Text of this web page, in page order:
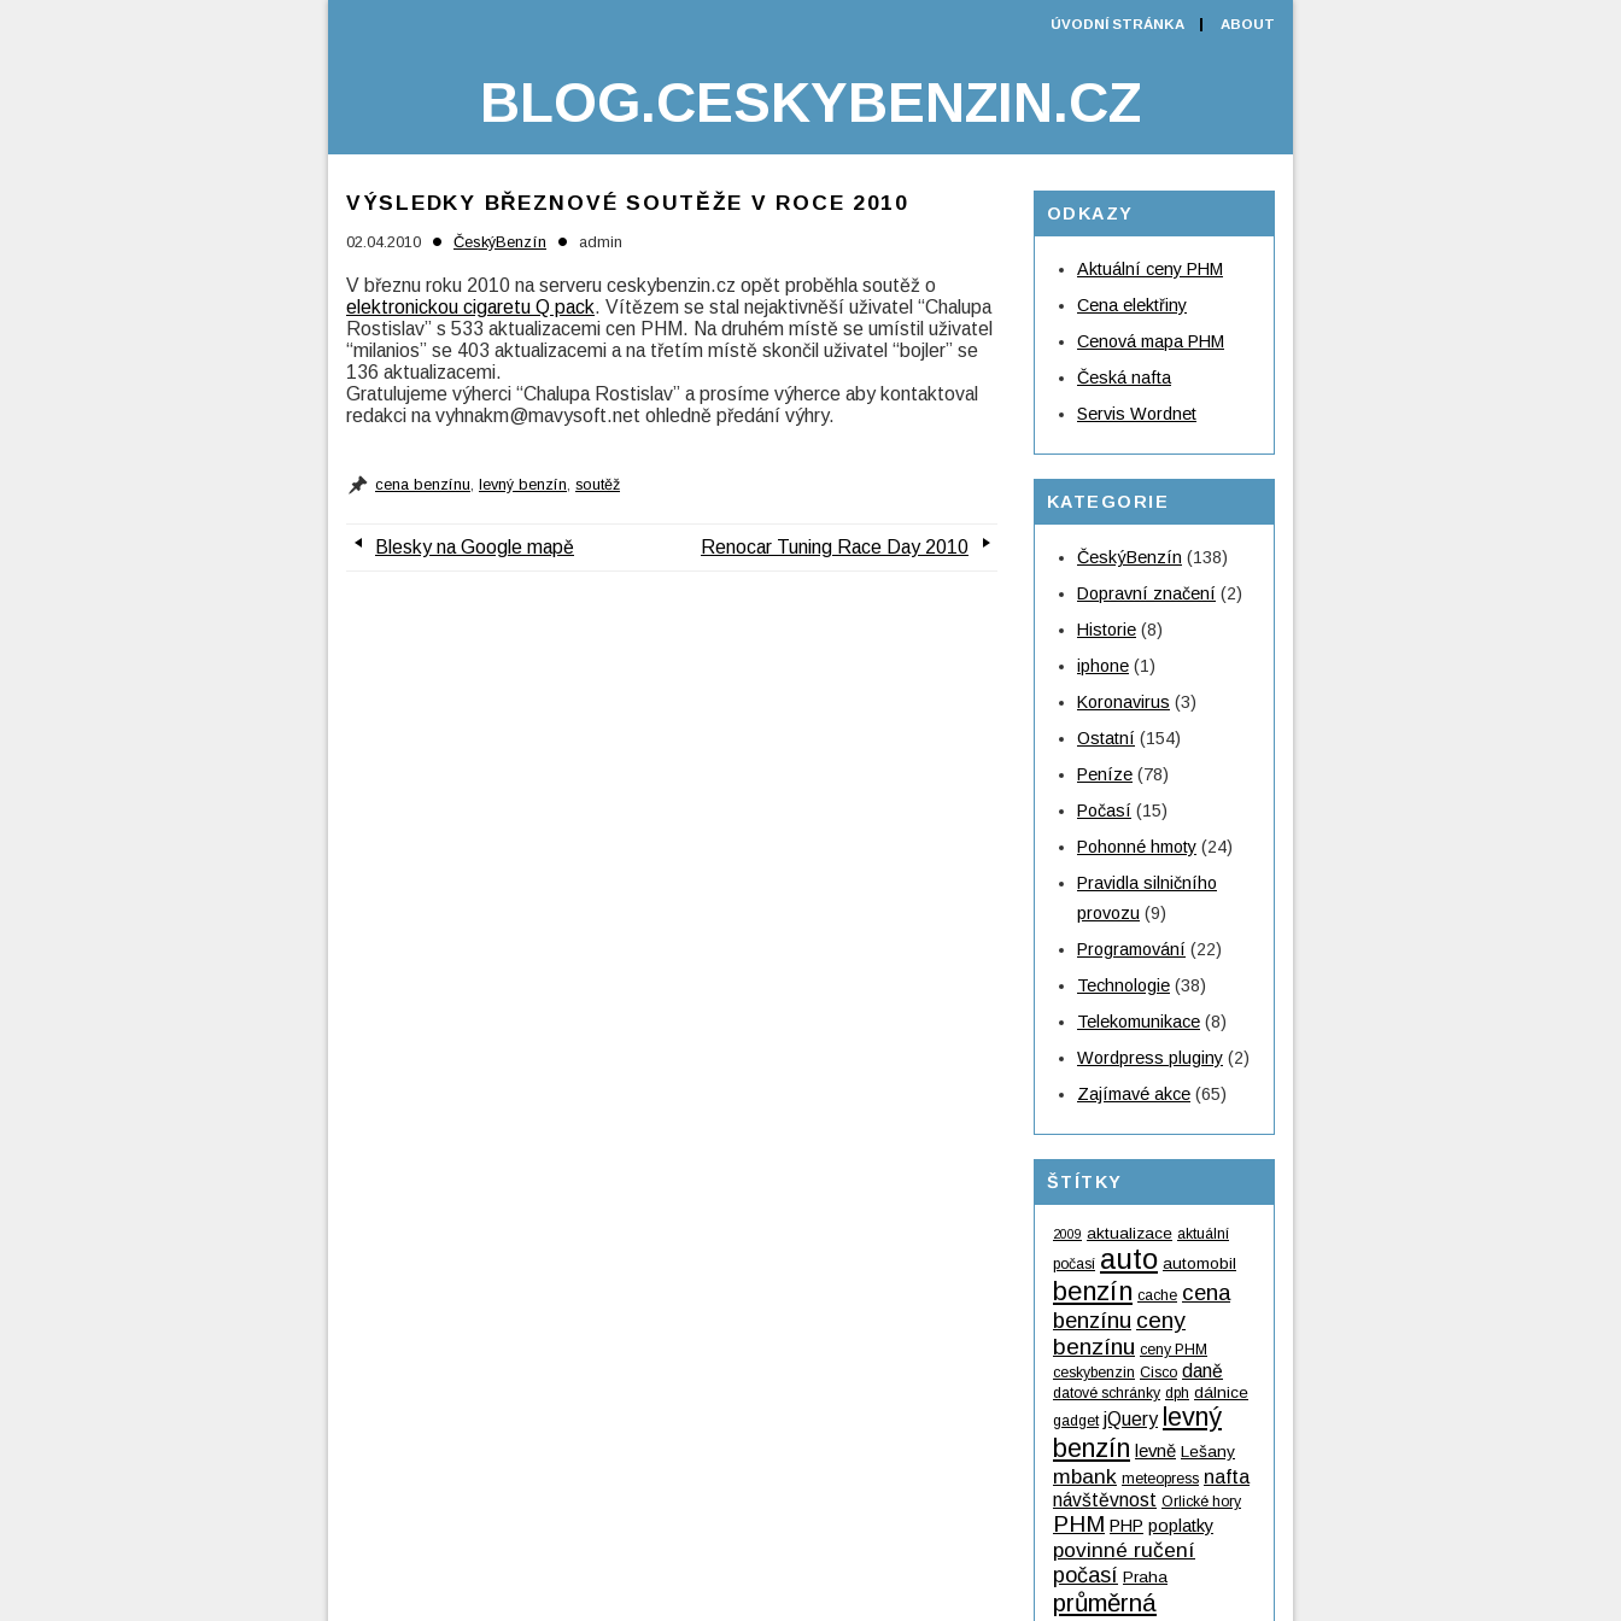
ÚVODNÍ STRÁNKA ABOUT
BLOG.CESKYBENZIN.CZ
VÝSLEDKY BŘEZNOVÉ SOUTĚŽE V ROCE 2010
02.04.2010 • ČeskýBenzín • admin
V březnu roku 2010 na serveru ceskybenzin.cz opět proběhla soutěž o
elektronickou cigaretu Q pack. Vítězem se stal nejaktivněší uživatel “Chalupa
Rostislav” s 533 aktualizacemi cen PHM. Na druhém místě se umístil uživatel
“milanios” se 403 aktualizacemi a na třetím místě skončil uživatel “bojler” se
136 aktualizacemi.
Gratulujeme výherci “Chalupa Rostislav” a prosíme výherce aby kontaktoval
redakci na vyhnakm@mavysoft.net ohledně předání výhry.
cena benzínu, levný benzín, soutěž
Blesky na Google mapě Renocar Tuning Race Day 2010
ODKAZY
Aktuální ceny PHM
Cena elektřiny
Cenová mapa PHM
Česká nafta
Servis Wordnet
KATEGORIE
ČeskýBenzín (138)
Dopravní značení (2)
Historie (8)
iphone (1)
Koronavirus (3)
Ostatní (154)
Peníze (78)
Počasí (15)
Pohonné hmoty (24)
Pravidla silničního
provozu (9)
Programování (22)
Technologie (38)
Telekomunikace (8)
Wordpress pluginy (2)
Zajímavé akce (65)
ŠTÍTKY
2009 aktualizace aktuální
počasí auto automobil
benzín cache cena
benzínu ceny
benzínu ceny PHM
ceskybenzin Cisco daně
datové schránky dph dálnice
gadget jQuery levný
benzín levně Lešany
mbank meteopress nafta
návštěvnost Orlické hory
PHM PHP poplatky
povinné ručení
počasí Praha
průměrná